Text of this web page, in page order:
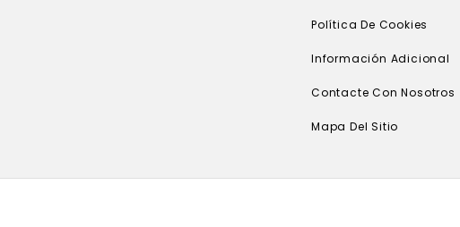
Política De Cookies
Información Adicional
Contacte Con Nosotros
Mapa Del Sitio